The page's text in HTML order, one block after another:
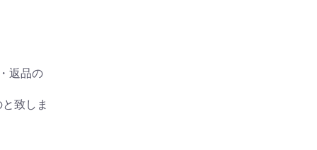
返品の
致しま